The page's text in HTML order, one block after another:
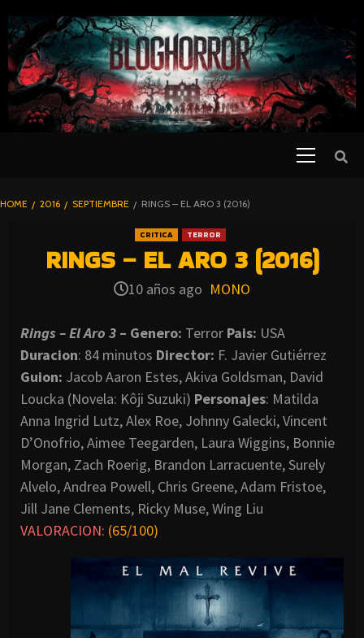
TO
CONTENT
BLOGHORROR
HOME 2016 SEPTIEMBRE RINGS – EL ARO 3 (2016)
CRITICA TERROR
RINGS – EL ARO 3 (2016)
10 años ago MONO
Rings – El Aro 3 – Genero: Terror Pais: USA
Duracion: 84 minutos Director: F. Javier Gutiérrez
Guion: Jacob Aaron Estes, Akiva Goldsman, David
Loucka (Novela: Kôji Suzuki) Personajes: Matilda
Anna Ingrid Lutz, Alex Roe, Johnny Galecki, Vincent
D’Onofrio, Aimee Teegarden, Laura Wiggins, Bonnie
Morgan, Zach Roerig, Brandon Larracuente, Surely
Alvelo, Andrea Powell, Chris Greene, Adam Fristoe,
Jill Jane Clements, Ricky Muse, Wing Liu
VALORACION: (65/100)